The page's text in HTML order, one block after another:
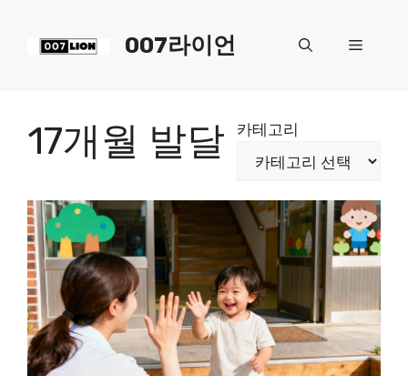
007라이언 메
17개월 발달 카테고리